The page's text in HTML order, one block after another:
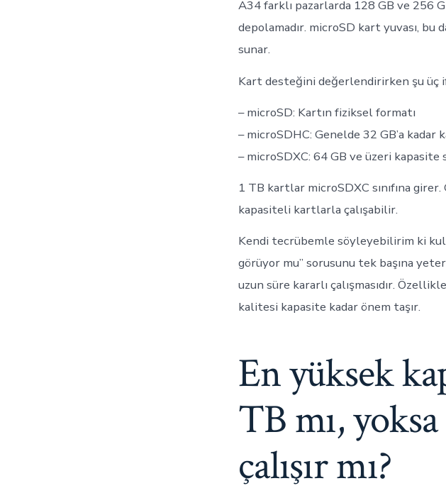
A34 farklı pazarlarda 128 GB ve 256
depolamadır. microSD kart yuvası, bu
sunar.
Kart desteğini değerlendirirken şu üç
– microSD: Kartın fiziksel formatı
– microSDHC: Genelde 32 GB’a kadar
– microSDXC: 64 GB ve üzeri kapasite
1 TB kartlar microSDXC sınıfına
kapasiteli kartlarla çalışabilir.
Kendi tecrübemle söyleyebilirim ki
görüyor mu” sorusunu tek başına
uzun süre kararlı çalışmasıdır.
kalitesi kapasite kadar önem taşır.
En yüksek
TB mı, yoksa
çalışır mı?